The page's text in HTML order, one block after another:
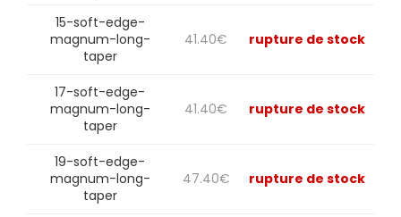
15-soft-edge-
magnum-long-
taper
41.40€ rupture de stock
17-soft-edge-
magnum-long-
taper
41.40€ rupture de stock
19-soft-edge-
magnum-long-
taper
47.40€ rupture de stock